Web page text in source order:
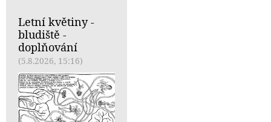
Letní květiny -
bludiště -
doplňování
(5.8.2026, 15:16)